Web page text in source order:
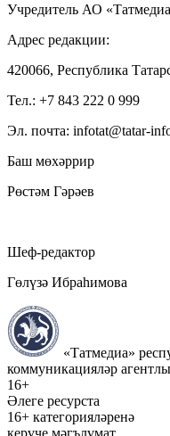
Учредитель АО
Адрес редакции:
420066, Республика
Тел.: +7 843 222 0 999
Эл. почта: infotat@tatar-
Баш мөхәррир
Рөстәм Гәрәев
Шеф-редактор
Гөлүзә Ибраһимова
«Татмедиа»
коммуникацияләр
16+
Әлеге ресурста
16+ категорияләренә
керүче мәгълүмат